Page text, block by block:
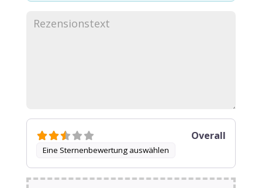
Eine Sternenbewertung auswählen
Overall